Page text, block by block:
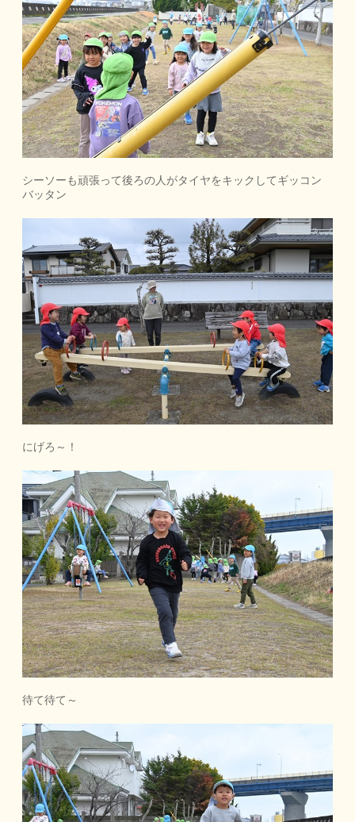
シーソーも頑張って後ろの人がタイヤをキックしてギッコン
バッタン
にげろ～！
待て待て～